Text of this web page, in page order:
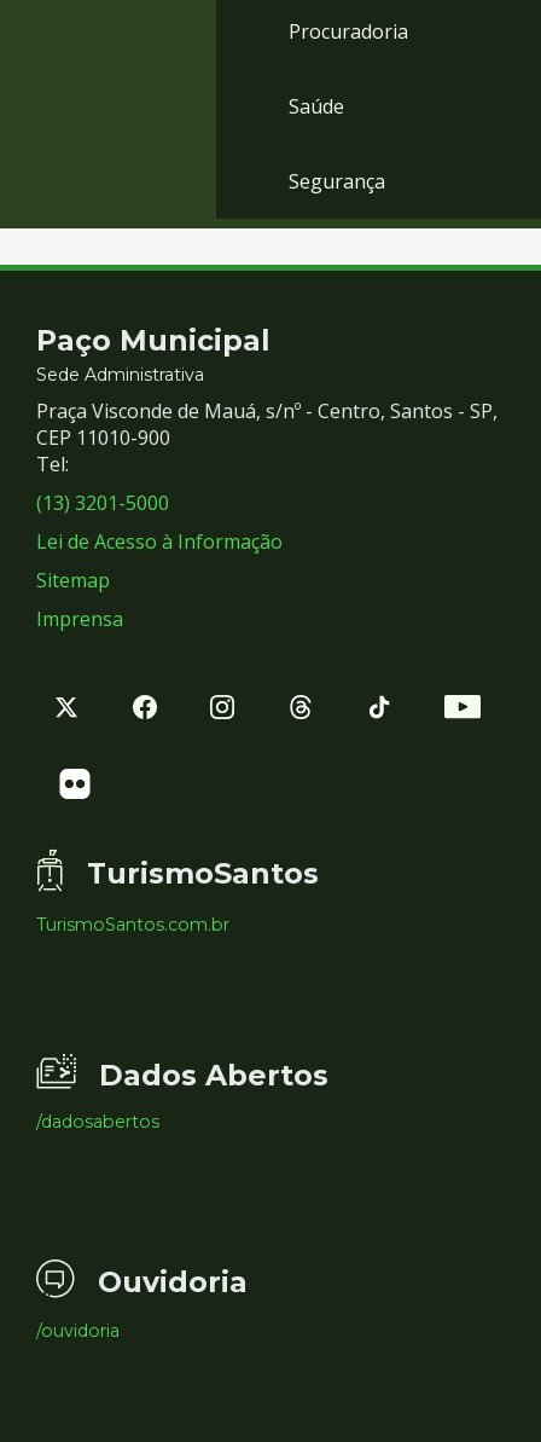
Procuradoria
Saúde
Segurança
Contato
e
Redes
Sociais
Paço Municipal
Sede Administrativa
Praça Visconde de Mauá, s/nº - Centro, Santos - SP,
CEP 11010-900
Tel:
(13) 3201-5000
Lei de Acesso à Informação
Sitemap
Imprensa
TurismoSantos
TurismoSantos.com.br
Dados Abertos
/dadosabertos
Ouvidoria
/ouvidoria